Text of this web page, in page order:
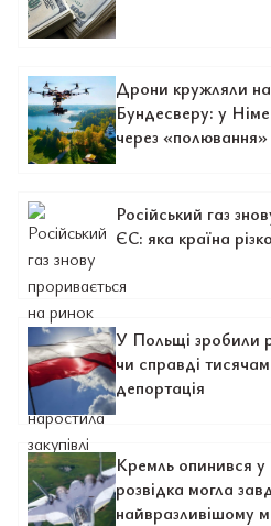
Дрони кружляли
Бундесверу: у
через
Російський газ
ЄС: яка країна
У Польщі зробили
чи справді
депортація
Кремль опинився у
розвідка могла
найвразливішому